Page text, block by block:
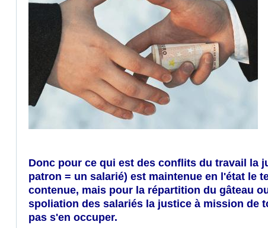
Donc pour ce qui est des conflits du travail la
patron = un salarié) est maintenue en l'état le
contenue, mais pour la répartition du gâteau
spoliation des salariés la justice à mission de
pas s'en occuper.